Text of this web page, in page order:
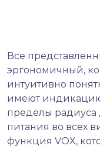
Все
эргономичный,
интуитивно
имеют индикацию
пределы радиуса
питания во всех
функция VOX,